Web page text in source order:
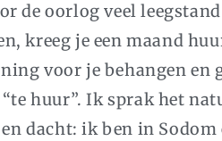
de oorlog veel
kreeg je een maand
voor je behangen en
huur”. Ik sprak het
dacht: ik ben in Sodom